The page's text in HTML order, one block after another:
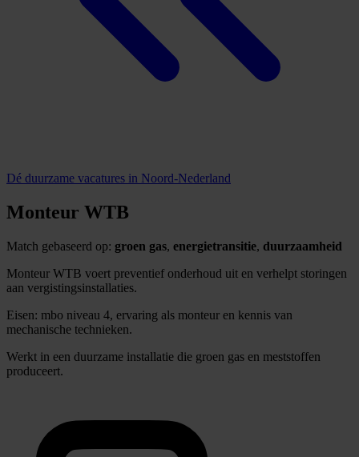
Dé duurzame vacatures in Noord-Nederland
Monteur WTB
Match gebaseerd op: groen gas, energietransitie, duurzaamheid
Monteur WTB voert preventief onderhoud uit en verhelpt storingen
aan vergistingsinstallaties.
Eisen: mbo niveau 4, ervaring als monteur en kennis van
mechanische technieken.
Werkt in een duurzame installatie die groen gas en meststoffen
produceert.